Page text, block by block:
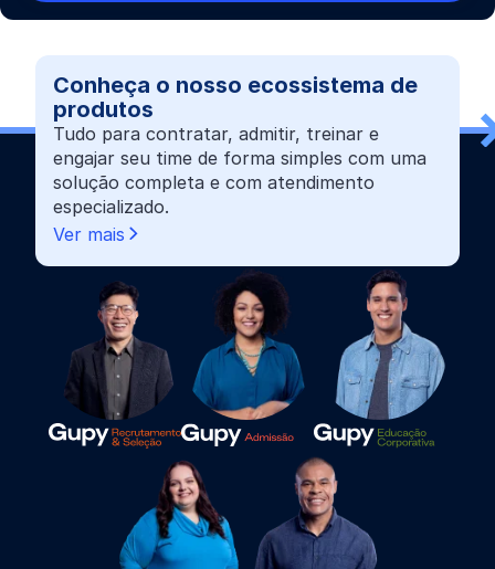
Conheça o nosso ecossistema de
produtos
Tudo para contratar, admitir, treinar e
engajar seu time de forma simples com uma
solução completa e com atendimento
especializado.
Ver mais